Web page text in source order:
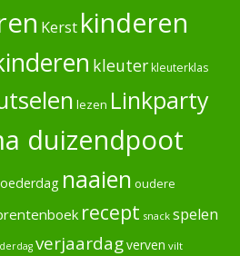
Kerst kinderen
kleuterkleuterklas
lezen Linkparty
duizendpoot
naaien oudere
recept snack spelen
verjaardagverven vilt